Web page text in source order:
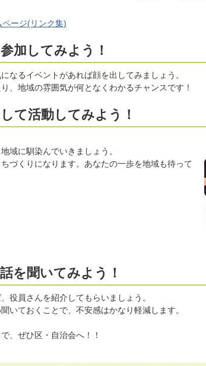
ージ(リンク集)
加してみよう！
なるイベントがあれば顔を出してみましょう。
、地域の雰囲気が何となくわかるチャンスです！
て活動してみよう！
域に馴染んでいきましょう。
づくりになります。あなたの一歩を地域も待って
を聞いてみよう！
役員さんを紹介してもらいましょう。
いておくことで、不安感はかなり軽減します。
、ぜひ区・自治会へ！！